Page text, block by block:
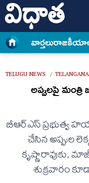
వార్త‌లు
TELUGU NEWS / TELANGANA
అప్పులపై
బీఆర్ఎస్ ప్రభుత్వ
చేసిన అప్పుల
కృష్ణారావుకు,
శుక్రవారం